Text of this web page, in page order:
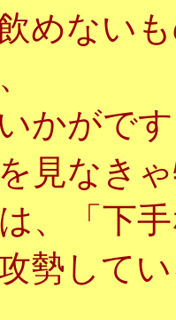
めない
かがで
見なき
、「下
勢して